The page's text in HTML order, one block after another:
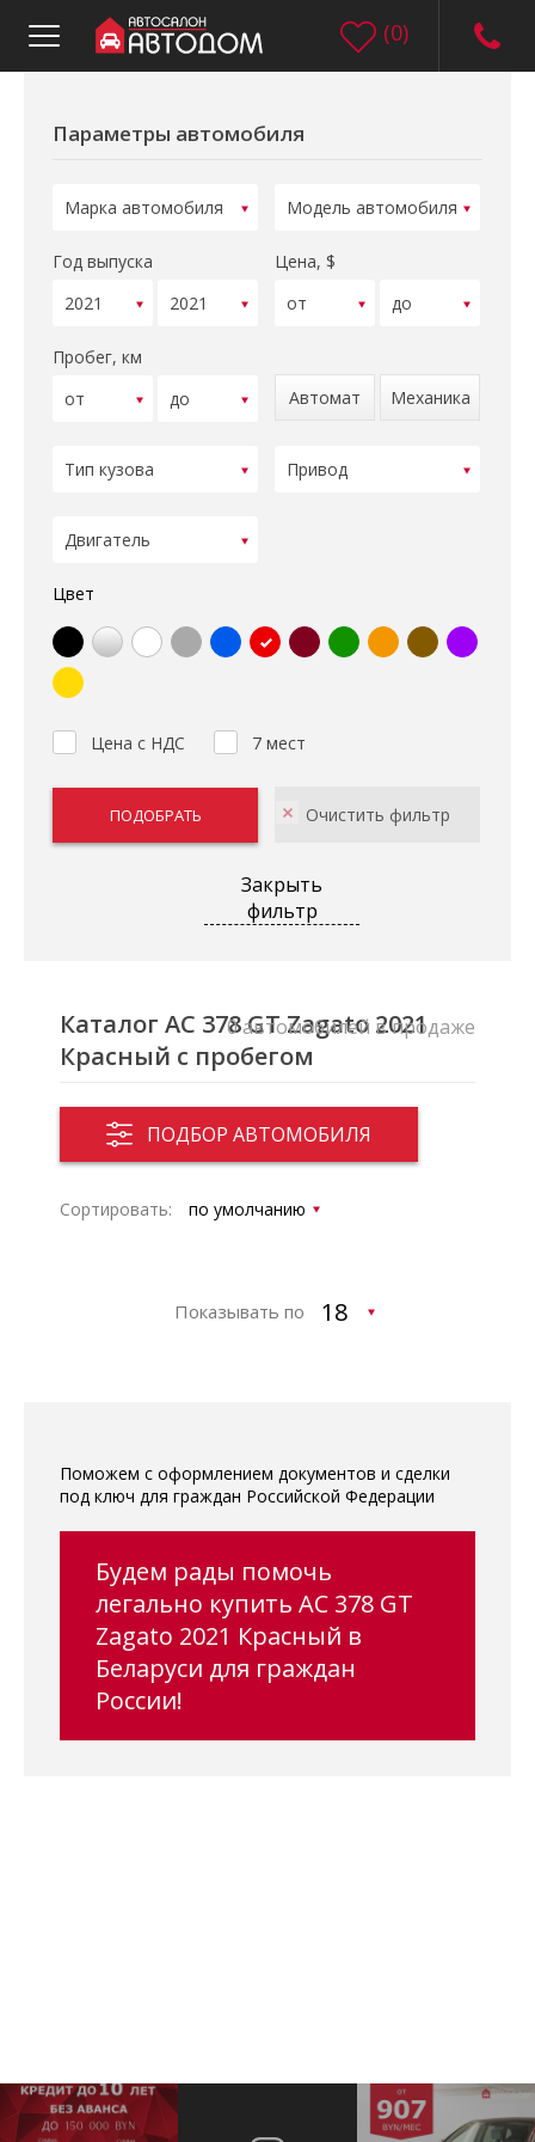
(0)
Параметры автомобиля
Год выпуска Цена, $
Пробег, км
Автомат
Механика
Цвет
Цена с НДС 7 мест
Закрыть
фильтр
Каталог AC 378 GT Zagato 2021
Красный с пробегом
ПОДБОР АВТОМОБИЛЯ
0 автомобилей в продаже
Сортировать:
Показывать по
Поможем с оформлением документов и сделки
под ключ для граждан Российской Федерации
Будем рады помочь
легально купить AC 378 GT
Zagato 2021 Красный в
Беларуси для граждан
России!